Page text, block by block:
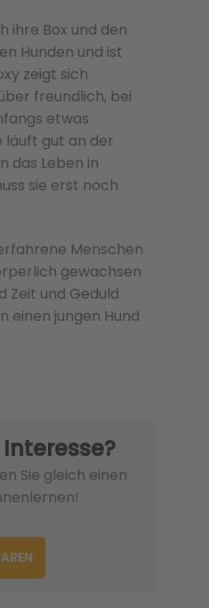
ihre Box und den
Hunden und ist
zeigt sich
freundlich, bei
etwas
läuft gut an der
das Leben in
sie erst noch
Menschen
gewachsen
Zeit und Geduld
einen jungen Hund
Sie gleich einen